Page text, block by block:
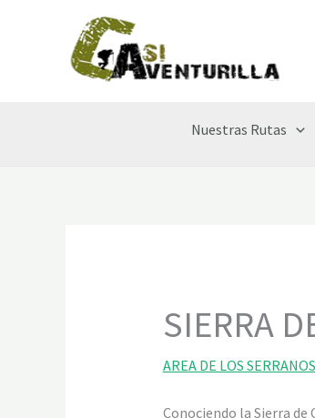
Nuestras Rutas
SIERRA
AREA DE LOS SERRANOS
Conociendo la Sierra de